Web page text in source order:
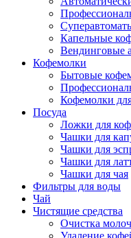
Капельные
Вендинговые
Кофемолки
Бытовые
Кофемолки
Посуда
Ложки для
Чашки для
Чашки для
Чашки для
Чашки для чая
Фильтры для воды
Чай
Чистящие средства
Очистка